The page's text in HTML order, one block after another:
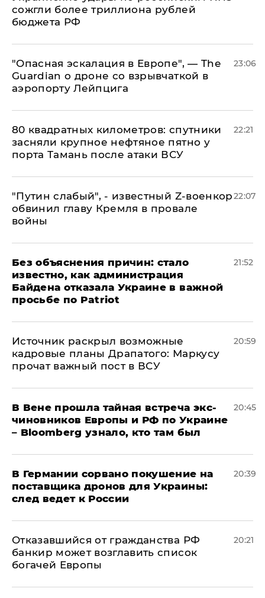
сожгли более триллиона рублей
бюджета РФ
"Опасная эскалация в Европе", — The
Guardian о дроне со взрывчаткой в
аэропорту Лейпцига
23:06
80 квадратных километров: спутники
засняли крупное нефтяное пятно у
порта Тамань после атаки ВСУ
22:21
​"Путин слабый", - известный Z-военкор
обвинил главу Кремля в провале
войны
22:07
Без объяснения причин: стало
известно, как администрация
Байдена отказала Украине в важной
просьбе по Patriot
21:52
​Источник раскрыл возможные
кадровые планы Драпатого: Маркусу
прочат важный пост в ВСУ
20:59
В Вене прошла тайная встреча экс-
чиновников Европы и РФ по Украине
– Bloomberg узнало, кто там был
20:45
​В Германии сорвано покушение на
поставщика дронов для Украины:
след ведет к России
20:39
Отказавшийся от гражданства РФ
банкир может возглавить список
богачей Европы
20:21